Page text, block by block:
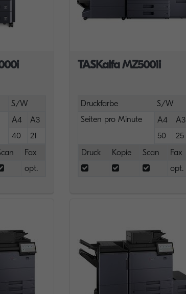
S/W
A4
A3
40
21
Fax
opt.
TASKalfa MZ5001i
Druckfarbe
S/W
Seiten pro Minute
A4
A3
50
25
Druck
Kopie Scan
Fax
opt.